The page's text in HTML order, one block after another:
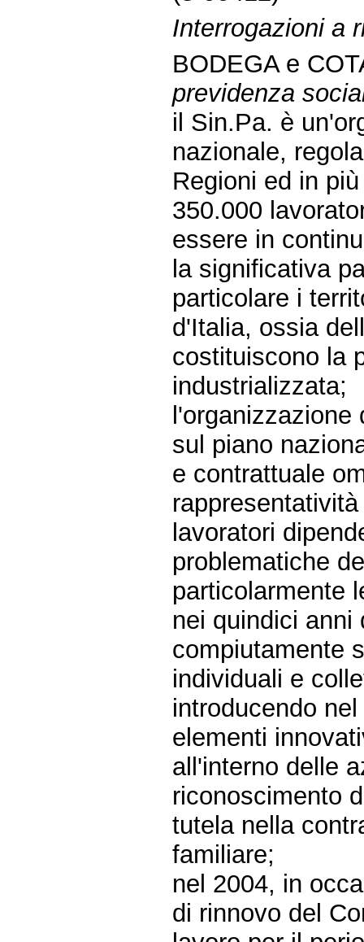
Interrogazioni a
BODEGA e
previdenza
il Sin.Pa. è
nazionale,
Regioni ed in
350.000
essere in
la significativa
particolare i
d'Italia, ossia
costituiscono la
industrializzata;
l'organizzazione
sul piano
e contrattuale
lavoratori
problematiche
particolarmente
nei quindici
compiutamente
individuali e
introducendo
elementi
all'interno delle
riconoscimento
tutela nella
familiare;
nel 2004, in
di rinnovo del